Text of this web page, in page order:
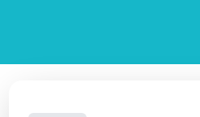
Cureta Gracey
Alicate De Corte
Instrumento De